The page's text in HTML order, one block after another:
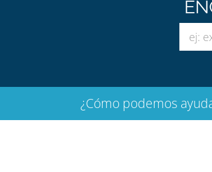
¿Cómo podemos